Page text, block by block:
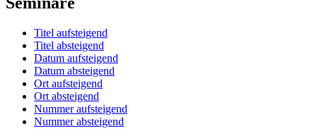
Titel aufsteigend
Titel absteigend
Datum aufsteigend
Datum absteigend
Ort aufsteigend
Ort absteigend
Nummer aufsteigend
Nummer absteigend